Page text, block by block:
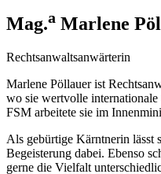
Mag.a Marlene
Rechtsanwaltsanwärterin
Marlene Pöllauer ist
wo sie wertvolle
FSM arbeitete sie im
Als gebürtige Kärntnerin lässt
Begeisterung dabei. Ebenso
gerne die Vielfalt